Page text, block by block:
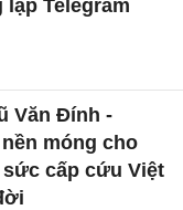
lập Telegram
Văn Đính -
móng cho
cấp cứu Việt